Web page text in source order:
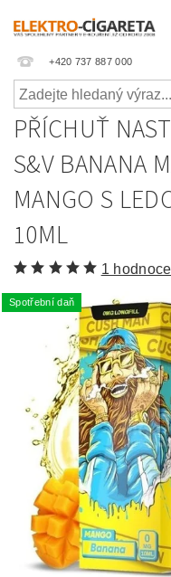
+420 737 887 000
PŘÍCHUŤ
S&V BANANA
MANGO S
10ML
1
Spotřební daň